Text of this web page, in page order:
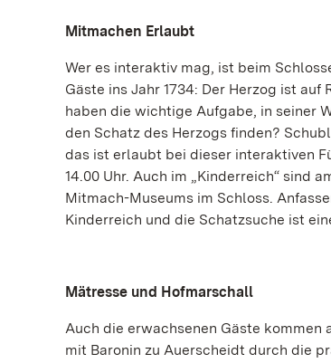
Mitmachen Erlaubt
Wer es interaktiv mag, ist beim
Gäste ins Jahr 1734: Der Herzog ist
haben die wichtige Aufgabe, in seiner
den Schatz des Herzogs finden?
das ist erlaubt bei dieser interaktiven
14.00 Uhr. Auch im „Kinderreich“ sind
Mitmach-Museums im Schloss.
Kinderreich und die Schatzsuche ist
Mätresse und Hofmarschall
Auch die erwachsenen Gäste kommen
mit Baronin zu Auerscheidt durch die